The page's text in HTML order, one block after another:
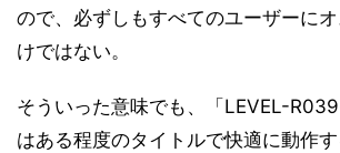
ので、必ずしもすべてのユーザーに
けではない。
そういった意味でも、「LEVEL-
はある程度のタイトルで快適に動作